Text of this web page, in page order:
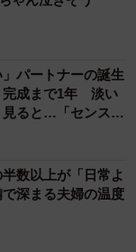
」パートナーの誕生
完成まで1年 淡い
ると…「センスす
数以上が「日常よ
深まる夫婦の温度